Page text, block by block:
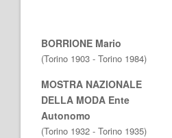
BORRIONE Mario
(Torino 1903 - Torino 1984)
MOSTRA NAZIONALE
DELLA MODA Ente
Autonomo
(Torino 1932 - Torino 1935)